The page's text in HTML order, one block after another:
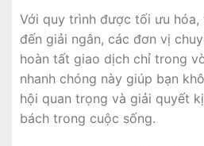
Với quy trình được tối ưu
đến giải ngân, các đơn vị
hoàn tất giao dịch chỉ trong
nhanh chóng này giúp bạn
hội quan trọng và giải quyết
bách trong cuộc sống.